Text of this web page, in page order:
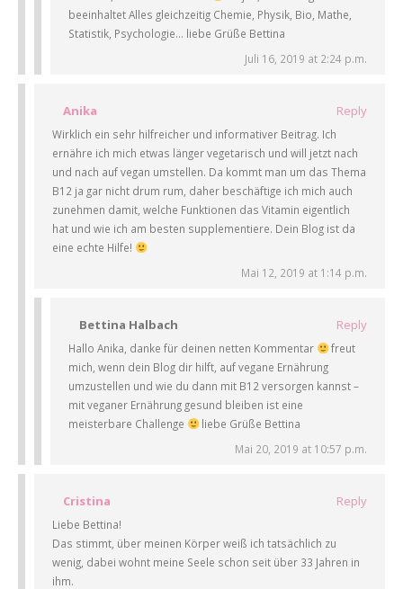
beeinhaltet Alles gleichzeitig Chemie, Physik, Bio, Mathe,
Statistik, Psychologie… liebe Grüße Bettina
Juli 16, 2019 at 2:24 p.m.
Anika Reply
Wirklich ein sehr hilfreicher und informativer Beitrag. Ich
ernähre ich mich etwas länger vegetarisch und will jetzt nach
und nach auf vegan umstellen. Da kommt man um das Thema
B12 ja gar nicht drum rum, daher beschäftige ich mich auch
zunehmen damit, welche Funktionen das Vitamin eigentlich
hat und wie ich am besten supplementiere. Dein Blog ist da
eine echte Hilfe!
Mai 12, 2019 at 1:14 p.m.
Bettina Halbach Reply
Hallo Anika, danke für deinen netten Kommentar
freut
mich, wenn dein Blog dir hilft, auf vegane Ernährung
umzustellen und wie du dann mit B12 versorgen kannst –
mit veganer Ernährung gesund bleiben ist eine
meisterbare Challenge
liebe Grüße Bettina
Mai 20, 2019 at 10:57 p.m.
Cristina Reply
Liebe Bettina!
Das stimmt, über meinen Körper weiß ich tatsächlich zu
wenig, dabei wohnt meine Seele schon seit über 33 Jahren in
ihm.